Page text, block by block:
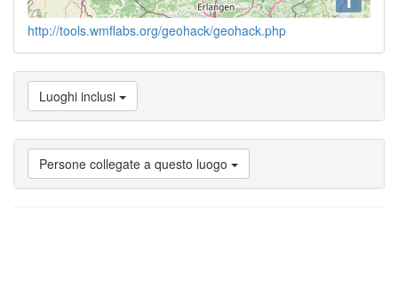
http://tools.wmflabs.org/geohack/geohack.php
Luoghi inclusi
Persone collegate a questo luogo